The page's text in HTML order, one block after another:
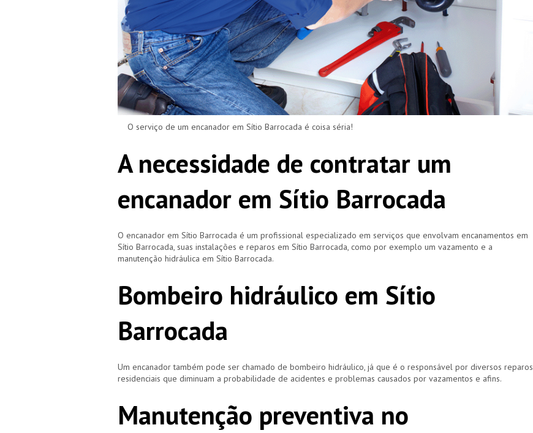
O serviço de um encanador em Sítio Barrocada é coisa séria!
A necessidade de contratar um
encanador em Sítio Barrocada
O encanador em Sítio Barrocada é um profissional especializado em serviços que envolvam encanamentos em
Sítio Barrocada, suas instalações e reparos em Sítio Barrocada, como por exemplo um vazamento e a
manutenção hidráulica em Sítio Barrocada.
Bombeiro hidráulico em Sítio
Barrocada
Um encanador também pode ser chamado de bombeiro hidráulico, já que é o responsável por diversos reparos
residenciais que diminuam a probabilidade de acidentes e problemas causados por vazamentos e afins.
Manutenção preventiva no